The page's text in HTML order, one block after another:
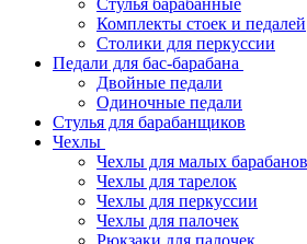
Стулья барабанные
Комплекты стоек и педалей
Столики для перкуссии
Педали для бас-барабана
Двойные педали
Одиночные педали
Стулья для барабанщиков
Чехлы
Чехлы для малых барабанов
Чехлы для тарелок
Чехлы для перкуссии
Чехлы для палочек
Рюкзаки для палочек